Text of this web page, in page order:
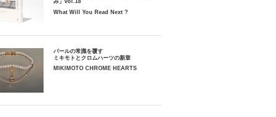
み」vol.18
What Will You Read Next ?
パールの常識を覆す
ミキモトとクロムハーツの新章
MIKIMOTO CHROME HEARTS